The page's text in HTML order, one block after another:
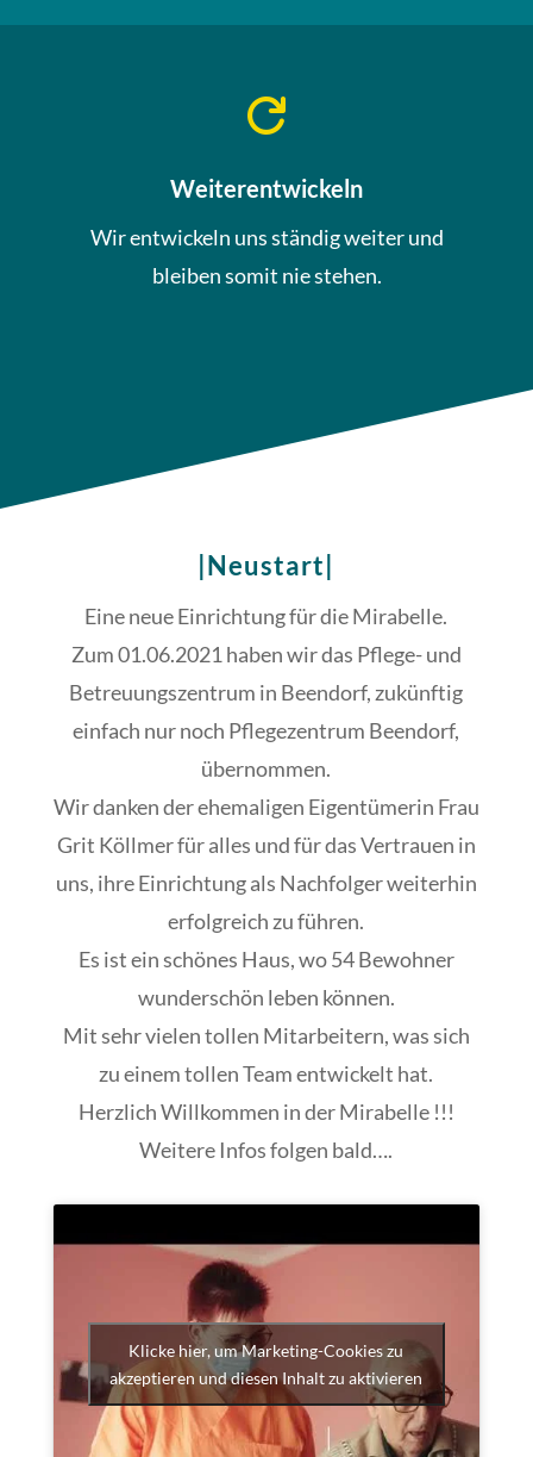

Weiterentwickeln
Wir entwickeln uns ständig weiter und
bleiben somit nie stehen.
|Neustart|
Eine neue Einrichtung für die Mirabelle.
Zum 01.06.2021 haben wir das Pflege- und
Betreuungszentrum in Beendorf, zukünftig
einfach nur noch Pflegezentrum Beendorf,
übernommen.
Wir danken der ehemaligen Eigentümerin Frau
Grit Köllmer für alles und für das Vertrauen in
uns, ihre Einrichtung als Nachfolger weiterhin
erfolgreich zu führen.
Es ist ein schönes Haus, wo 54 Bewohner
wunderschön leben können.
Mit sehr vielen tollen Mitarbeitern, was sich
zu einem tollen Team entwickelt hat.
Herzlich Willkommen in der Mirabelle !!!
Weitere Infos folgen bald….
Klicke hier, um Marketing-Cookies zu
akzeptieren und diesen Inhalt zu aktivieren